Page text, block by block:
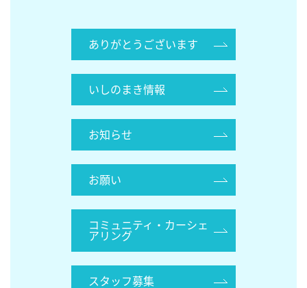
ありがとうございます
いしのまき情報
お知らせ
お願い
コミュニティ・カーシェ
アリング
スタッフ募集